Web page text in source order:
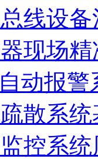
线设备
现场
动报警
散系统
控系